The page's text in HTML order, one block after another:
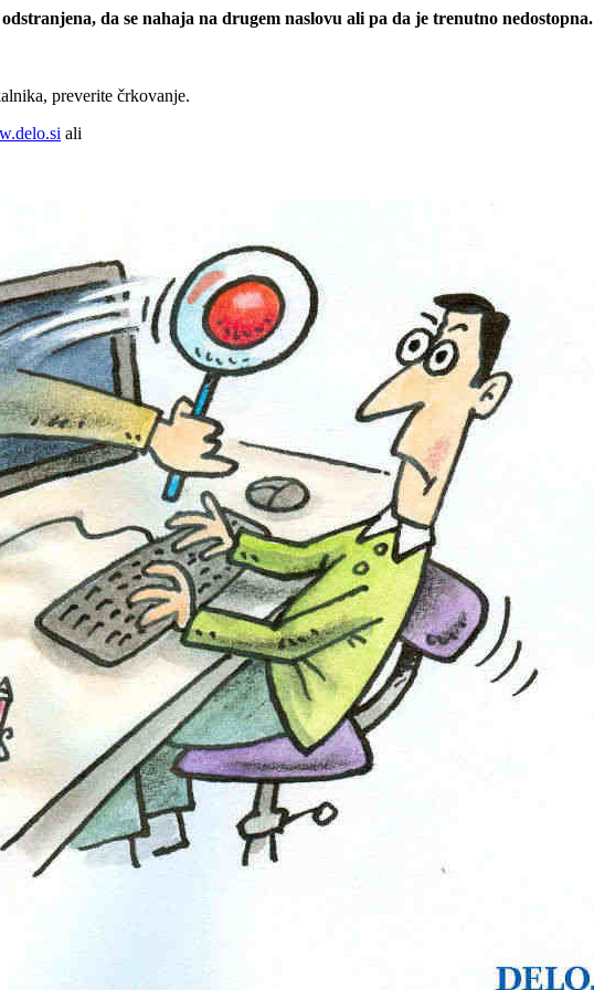
da se nahaja na drugem naslovu ali pa da je trenutno nedostopna.
preverite črkovanje.
ali